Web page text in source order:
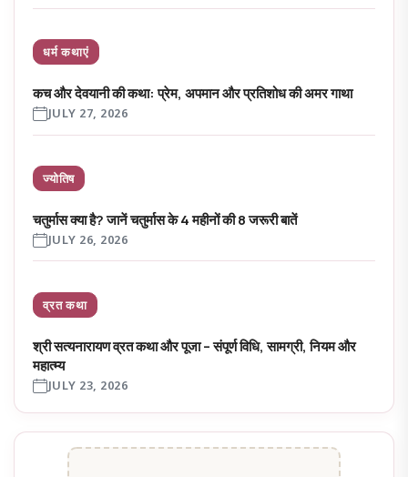
धर्म कथाएं
कच और देवयानी की कथा: प्रेम, अपमान और प्रतिशोध की अमर गाथा
JULY 27, 2026
ज्योतिष
चतुर्मास क्या है? जानें चतुर्मास के 4 महीनों की 8 जरूरी बातें
JULY 26, 2026
व्रत कथा
श्री सत्यनारायण व्रत कथा और पूजा – संपूर्ण विधि, सामग्री, नियम और
महात्म्य
JULY 23, 2026